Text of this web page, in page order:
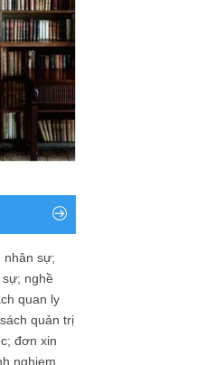
nhân sự;
sự; nghề
quan ly
sách quản trị
; đơn xin
nghiem